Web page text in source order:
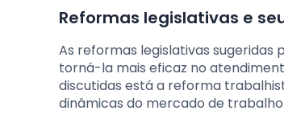
Reformas legislativas e
As reformas legislativas
torná-la mais eficaz no
discutidas está a reforma
dinâmicas do mercado de trabalho.